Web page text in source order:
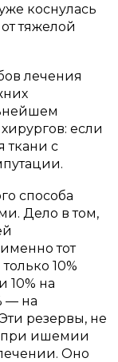
коснулась
тяжелой
лечения
если
ткани с
способа
Дело в том,
тот
10%
10% на
— на
резервы, не
при ишемии
Оно